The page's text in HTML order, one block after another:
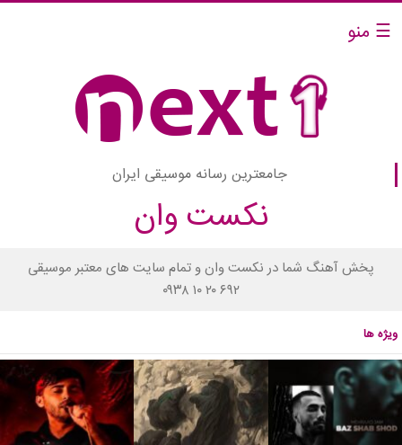
☰ منو
جامعترین رسانه موسیقی ایران
نکست وان
پخش آهنگ شما در نکست وان و تمام سایت های معتبر موسیقی
۰۹۳۸ ۱۰ ۲۰ ۶۹۲
ویژه ها